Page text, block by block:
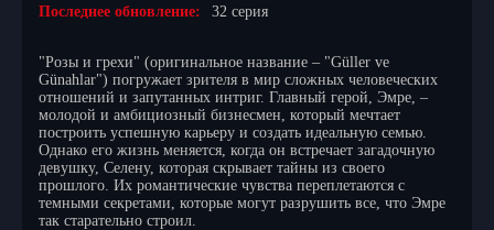
Последнее обновление:
32 серия
"Розы и грехи" (оригинальное название – "Güller ve
Günahlar") погружает зрителя в мир сложных человеческих
отношений и запутанных интриг. Главный герой, Эмре, –
молодой и амбициозный бизнесмен, который мечтает
построить успешную карьеру и создать идеальную семью.
Однако его жизнь меняется, когда он встречает загадочную
девушку, Селену, которая скрывает тайны из своего
прошлого. Их романтические чувства переплетаются с
темными секретами, которые могут разрушить все, что Эмре
так старательно строил.